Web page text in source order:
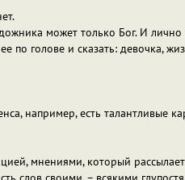
может только Бог. И
голове и сказать: девочка,
например, есть талантливые
мнениями, который